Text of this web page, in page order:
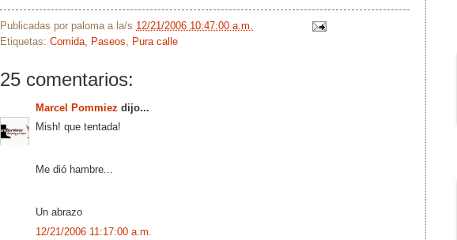
Publicadas por paloma a la/s 12/21/2006 10:47:00 a.m.
Etiquetas: Comida Paseos Pura calle
25 comentarios:
Marcel Pommiez dijo...
Mish! que tentada!
Me dió hambre...
Un abrazo
12/21/2006 11:17:00 a.m.